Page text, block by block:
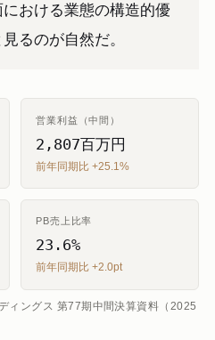
おける業態の構造的優
るのが自然だ。
営業利益（中間）
2,807百万円
前年同期比 +25.1%
PB売上比率
23.6%
前年同期比 +2.0pt
ィングス 第77期中間決算資料（2025